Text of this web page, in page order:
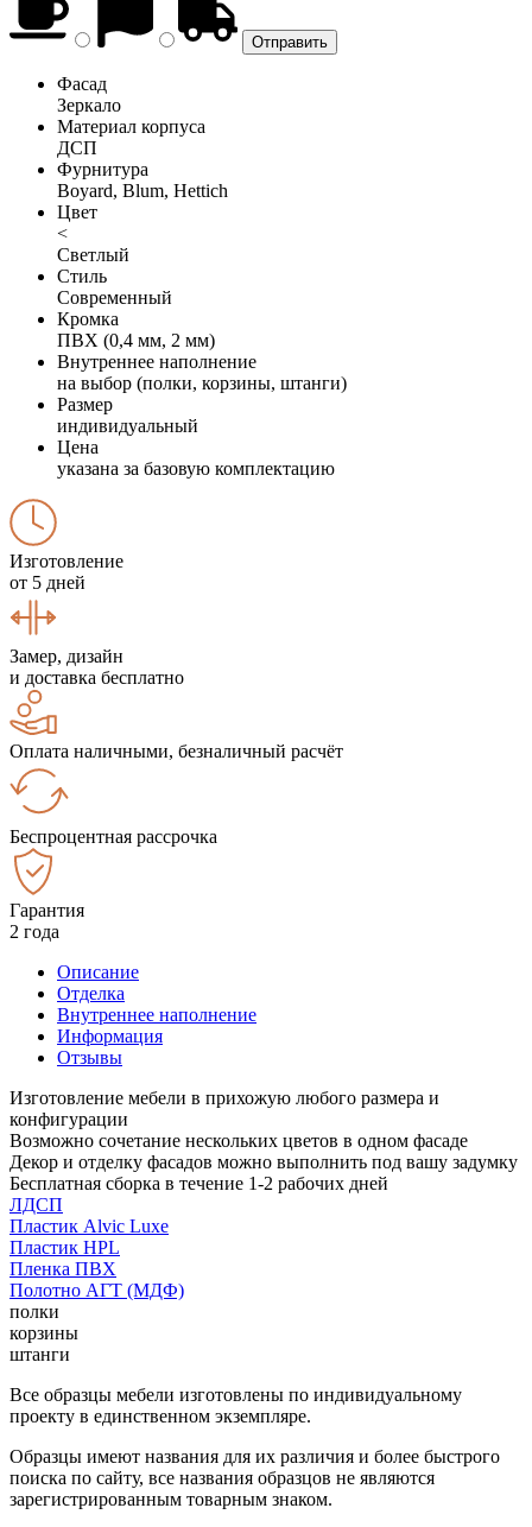
Фасад
Зеркало
Материал корпуса
ДСП
Фурнитура
Boyard, Blum, Hettich
Цвет
<
Светлый
Стиль
Современный
Кромка
ПВХ (0,4 мм, 2 мм)
Внутреннее наполнение
на выбор (полки, корзины, штанги)
Размер
индивидуальный
Цена
указана за базовую комплектацию
Изготовление
от 5 дней
Замер, дизайн
и доставка бесплатно
Оплата наличными, безналичный расчёт
Беспроцентная рассрочка
Гарантия
2 года
Описание
Отделка
Внутреннее наполнение
Информация
Отзывы
Изготовление мебели в прихожую любого размера и
конфигурации
Возможно сочетание нескольких цветов в одном фасаде
Декор и отделку фасадов можно выполнить под вашу задумку
Бесплатная сборка в течение 1-2 рабочих дней
ЛДСП
Пластик Alvic Luxe
Пластик HPL
Пленка ПВХ
Полотно АГТ (МДФ)
полки
корзины
штанги
Все образцы мебели изготовлены по индивидуальному
проекту в единственном экземпляре.
Образцы имеют названия для их различия и более быстрого
поиска по сайту, все названия образцов не являются
зарегистрированным товарным знаком.